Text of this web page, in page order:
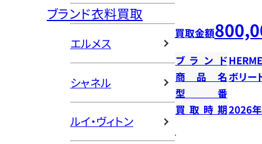
ブランド衣料買取
エルメス
シャネル
ルイ・ヴィトン
買取金額
ブランド
商品名ボリー
型番
買取時期2026